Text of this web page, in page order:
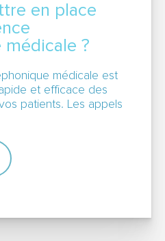
en place
?
médicale est
et efficace des
patients. Les appels